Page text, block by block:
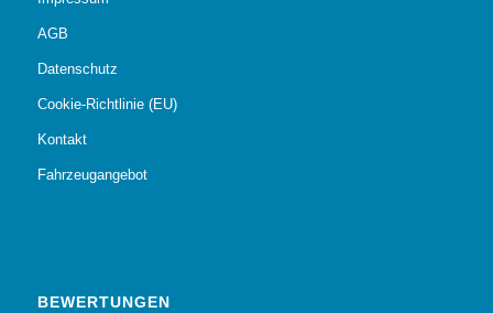
AGB
Datenschutz
Cookie-Richtlinie (EU)
Kontakt
Fahrzeugangebot
BEWERTUNGEN